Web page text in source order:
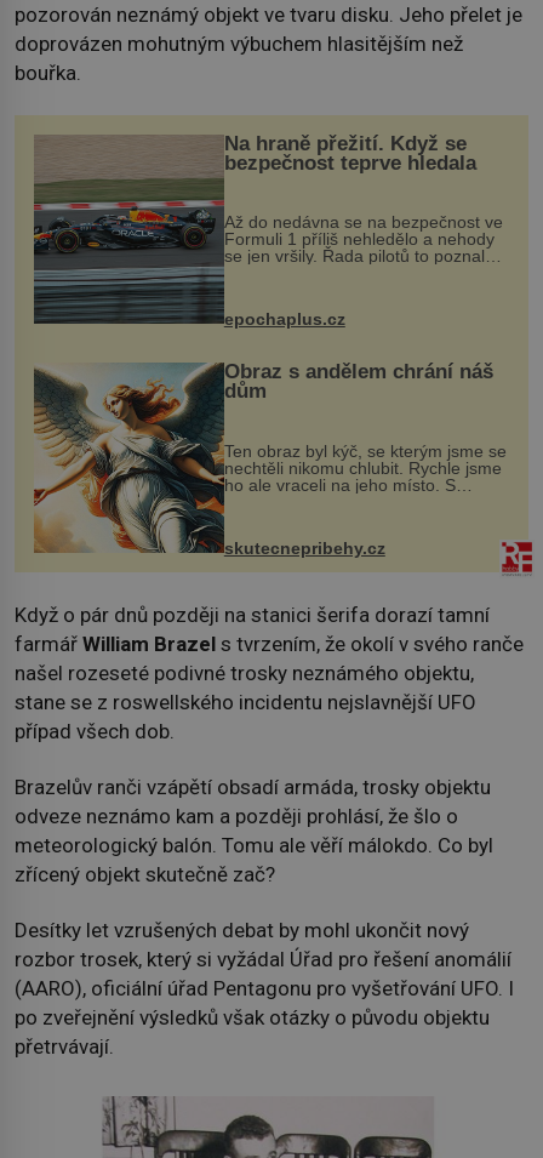
pozorován neznámý objekt ve tvaru disku. Jeho přelet je
doprovázen mohutným výbuchem hlasitějším než
bouřka.
Na hraně přežití. Když se
bezpečnost teprve hledala
Až do nedávna se na bezpečnost ve
Formuli 1 příliš nehledělo a nehody
se jen vršily. Řada pilotů to poznala
na vlastní kůži, často s trvalými
následky nebo bohužel i ztrátou
života. Dnes nepochopiteln...
epochaplus.cz
Obraz s andělem chrání náš
dům
Ten obraz byl kýč, se kterým jsme se
nechtěli nikomu chlubit. Rychle jsme
ho ale vraceli na jeho místo. S
manželem Vaškem jsme si pořídili
chaloupku, takový domek na severu
Čech, kde jsme si naplánova...
skutecnepribehy.cz
Když o pár dnů později na stanici šerifa dorazí tamní
farmář William Brazel s tvrzením, že okolí v svého ranče
našel rozeseté podivné trosky neznámého objektu,
stane se z roswellského incidentu nejslavnější UFO
případ všech dob.
Brazelův ranči vzápětí obsadí armáda, trosky objektu
odveze neznámo kam a později prohlásí, že šlo o
meteorologický balón. Tomu ale věří málokdo. Co byl
zřícený objekt skutečně zač?
Desítky let vzrušených debat by mohl ukončit nový
rozbor trosek, který si vyžádal Úřad pro řešení anomálií
(AARO), oficiální úřad Pentagonu pro vyšetřování UFO. I
po zveřejnění výsledků však otázky o původu objektu
přetrvávají.